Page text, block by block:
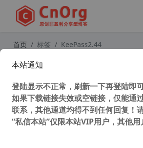
首页 标签 KeePass2.44
最强最安全
Android 1.09a 中
本站通知
登陆显示不正常，刷新一下再登陆即
如果下载链接失效或空链接，仅能通
联系，其他通道均得不到任何回复！
“私信本站”仅限本站VIP用户，其他